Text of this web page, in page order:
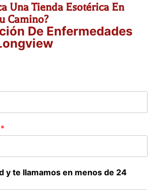
Una Tienda Esotérica En
Camino?
De Enfermedades
*
y te llamamos en menos de 24